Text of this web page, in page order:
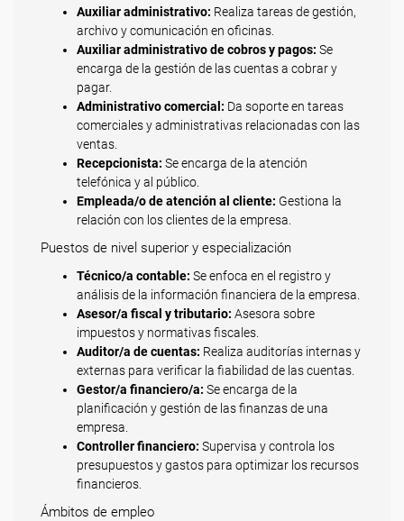
Auxiliar administrativo: Realiza tareas de gestión,
archivo y comunicación en oficinas.
Auxiliar administrativo de cobros y pagos: Se
encarga de la gestión de las cuentas a cobrar y
pagar.
Administrativo comercial: Da soporte en tareas
comerciales y administrativas relacionadas con las
ventas.
Recepcionista: Se encarga de la atención
telefónica y al público.
Empleada/o de atención al cliente: Gestiona la
relación con los clientes de la empresa.
Puestos de nivel superior y especialización
Técnico/a contable: Se enfoca en el registro y
análisis de la información financiera de la empresa.
Asesor/a fiscal y tributario: Asesora sobre
impuestos y normativas fiscales.
Auditor/a de cuentas: Realiza auditorías internas y
externas para verificar la fiabilidad de las cuentas.
Gestor/a financiero/a: Se encarga de la
planificación y gestión de las finanzas de una
empresa.
Controller financiero: Supervisa y controla los
presupuestos y gastos para optimizar los recursos
financieros.
Ámbitos de empleo